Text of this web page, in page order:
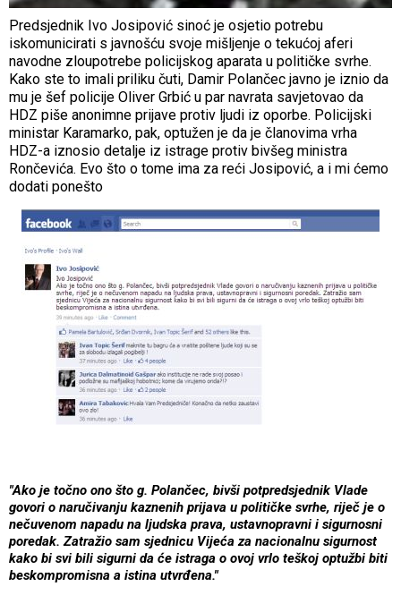
Predsjednik Ivo Josipović sinoć je osjetio potrebu
iskomunicirati s javnošću svoje mišljenje o tekućoj aferi
navodne zloupotrebe policijskog aparata u političke svrhe.
Kako ste to imali priliku čuti, Damir Polančec javno je iznio da
mu je šef policije Oliver Grbić u par navrata savjetovao da
HDZ piše anonimne prijave protiv ljudi iz oporbe. Policijski
ministar Karamarko, pak, optužen je da je članovima vrha
HDZ-a iznosio detalje iz istrage protiv bivšeg ministra
Rončevića. Evo što o tome ima za reći Josipović, a i mi ćemo
dodati ponešto
"Ako je točno ono što g. Polančec, bivši potpredsjednik Vlade
govori o naručivanju kaznenih prijava u političke svrhe, riječ je o
nečuvenom napadu na ljudska prava, ustavnopravni i sigurnosni
poredak. Zatražio sam sjednicu Vijeća za nacionalnu sigurnost
kako bi svi bili sigurni da će istraga o ovoj vrlo teškoj optužbi biti
beskompromisna a istina utvrđena."